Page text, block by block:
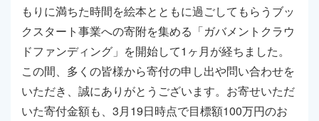
もりに満ちた時間を絵本とともに過ごしてもらうブッ
クスタート事業への寄附を集める「ガバメントクラウ
ドファンディング」を開始して1ヶ月が経ちました。
この間、多くの皆様から寄付の申し出や問い合わせを
いただき、誠にありがとうございます。お寄せいただ
いた寄付金額も、3月19日時点で目標額100万円のお